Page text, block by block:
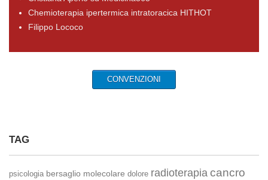
Chemioterapia ipertermica intratoracica HITHOT
Filippo Lococo
CONVENZIONI
TAG
psicologia bersaglio molecolare dolore radioterapia cancro